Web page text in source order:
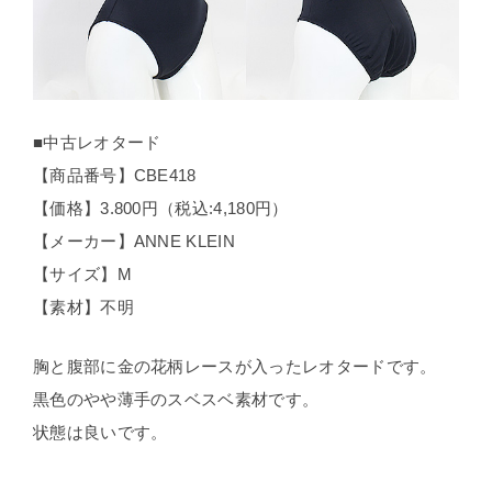
■中古レオタード
【商品番号】CBE418
【価格】3.800円（税込:4,180円）
【メーカー】ANNE KLEIN
【サイズ】M
【素材】不明
胸と腹部に金の花柄レースが入ったレオタードです。
黒色のやや薄手のスベスベ素材です。
状態は良いです。